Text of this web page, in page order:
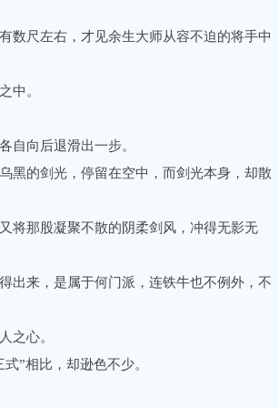
尺左右，才见余生大师从容不迫的将手中
中。
向后退滑出一步。
的剑光，停留在空中，而剑光本身，却散
那股凝聚不散的阴柔剑风，冲得无影无
来，是属于何门派，连铁牛也不例外，不
之心。
”相比，却逊色不少。